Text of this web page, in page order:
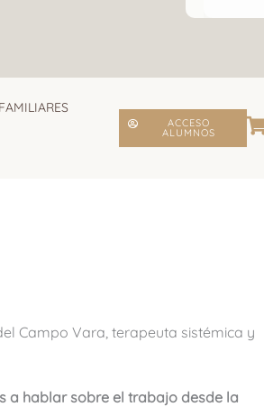
ACCESO
ALUMNOS
Campo Vara, terapeuta sistémica y
a hablar sobre el trabajo desde la